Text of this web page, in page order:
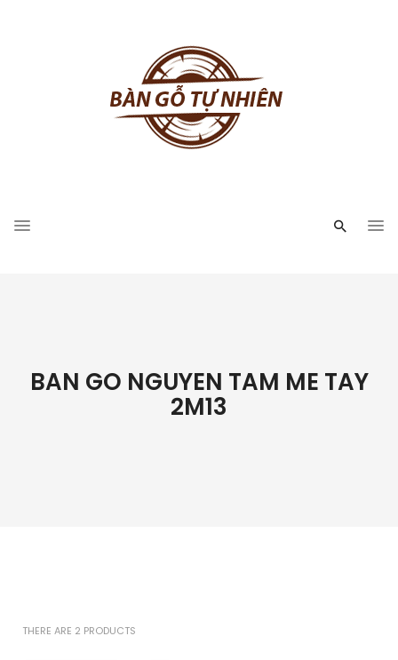
BAN GO NGUYEN TAM ME TAY
2M13
THERE ARE 2 PRODUCTS